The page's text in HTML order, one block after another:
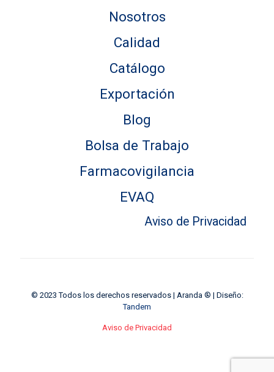
Nosotros
Calidad
Catálogo
Exportación
Blog
Bolsa de Trabajo
Farmacovigilancia
EVAQ
Aviso de Privacidad
© 2023 Todos los derechos reservados | Aranda ® | Diseño:
Tandem
Aviso de Privacidad